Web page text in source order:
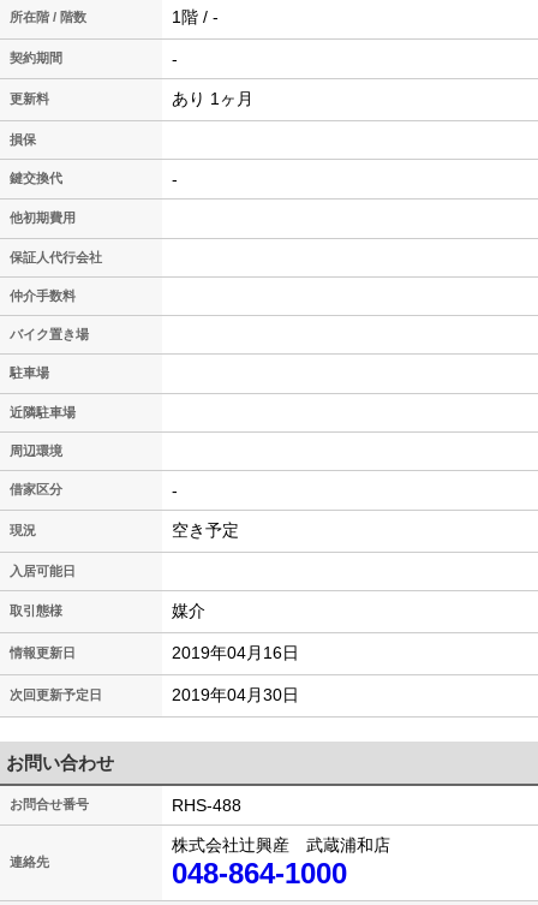
所在階 / 階数 1階 / -
契約期間 -
更新料 あり 1ヶ月
損保
鍵交換代 -
他初期費用
保証人代行会社
仲介手数料
バイク置き場
駐車場
近隣駐車場
周辺環境
借家区分 -
現況 空き予定
入居可能日
取引態様 媒介
情報更新日 2019年04月16日
次回更新予定日 2019年04月30日
お問い合わせ
お問合せ番号 RHS-488
連絡先
株式会社辻興産 武蔵浦和店
048-864-1000